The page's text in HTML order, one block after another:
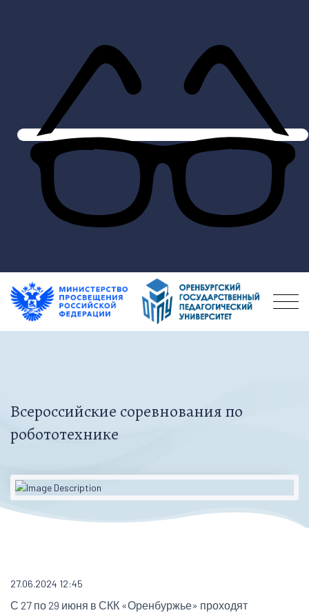
Всероссийские соревнования по
робототехнике
27.06.2024 12:45
С 27 по 29 июня в СКК «Оренбуржье» проходят